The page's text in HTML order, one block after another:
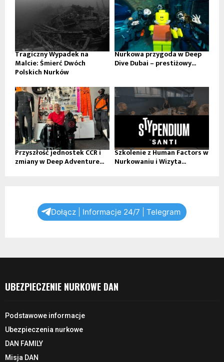
Tragiczny Wypadek na
Malcie: Śmierć Dwóch
Polskich Nurków
Nurkowa przygoda w Deep
Dive Dubai – prestiżowy...
Przyszłość jednostek CCR i
zmiany w Deep Adventure...
Szkolenie z Human Factors w
Nurkowaniu i Wizyta...
Dołącz | Informacje 24/7 | Telegram
UBEZPIECZENIE NURKOWE DAN
Podstawowe informacje
Ubezpieczenia nurkowe
DAN FAMILY
Misja DAN